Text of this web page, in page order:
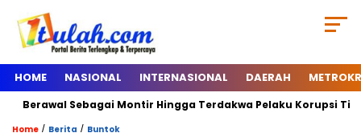
HOME NASIONAL INTERNASIONAL DAERAH
Sebagai Montir Hingga Terdakwa Pelaku Korupsi Timah,
Home / Berita / Buntok